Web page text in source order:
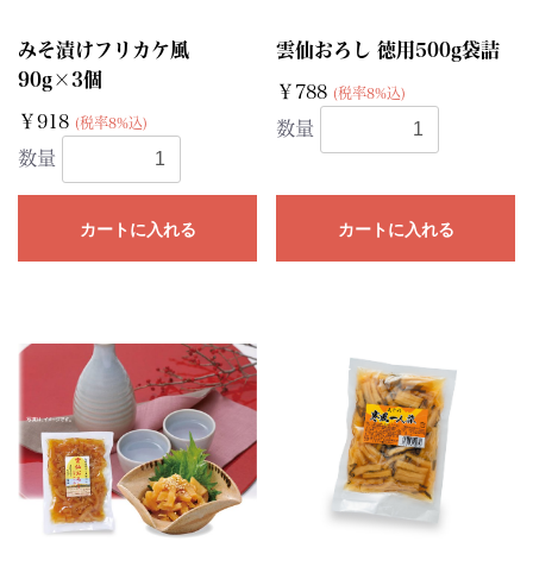
みそ漬けフリカケ風
90g×3個
￥918 (税率8%込)
数量
カートに入れる
雲仙おろし 徳用500g袋詰
￥788 (税率8%込)
数量
カートに入れる